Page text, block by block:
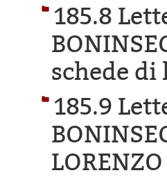
185.8
schede
185.9